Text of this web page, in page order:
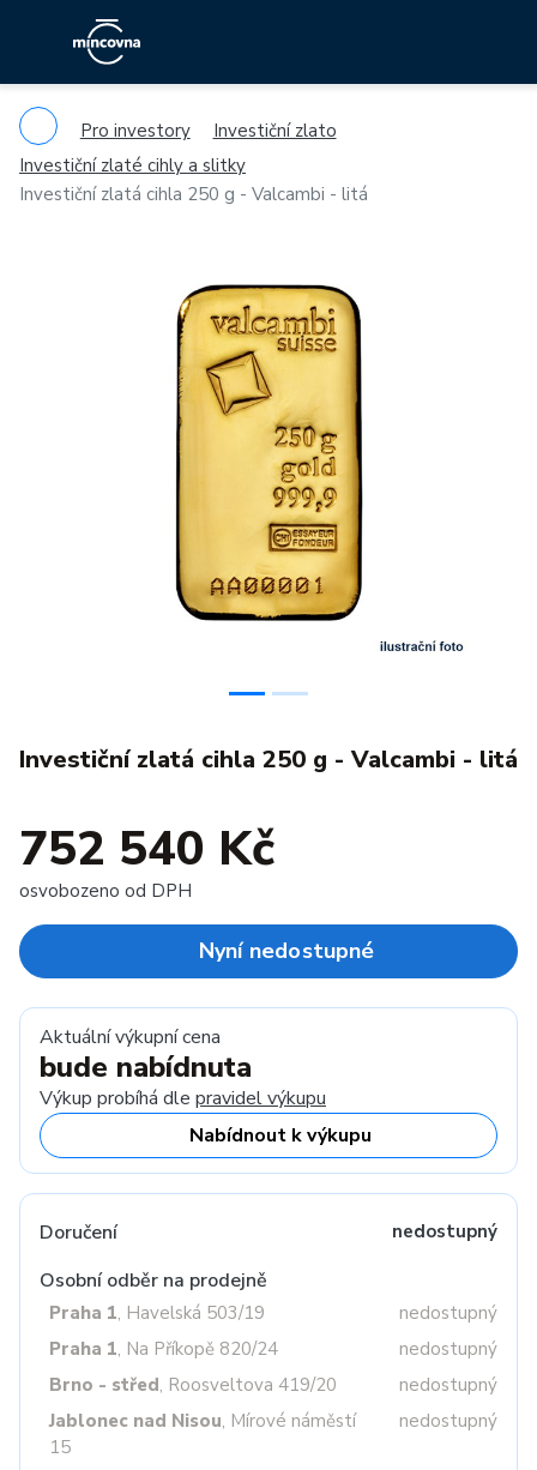
Pro investory
Investiční zlato
Investiční zlaté cihly a slitky
Investiční zlatá cihla 250 g - Valcambi - litá
Investiční zlatá cihla 250 g - Valcambi - litá
752 540 Kč
osvobozeno od DPH
Nyní nedostupné
Aktuální výkupní cena
bude nabídnuta
Výkup probíhá dle pravidel výkupu
Nabídnout k výkupu
Doručení nedostupný
Osobní odběr na prodejně
Praha 1, Havelská 503/19
nedostupný
Praha 1, Na Příkopě 820/24
nedostupný
Brno - střed, Roosveltova 419/20
nedostupný
Jablonec nad Nisou, Mírové náměstí
15
nedostupný